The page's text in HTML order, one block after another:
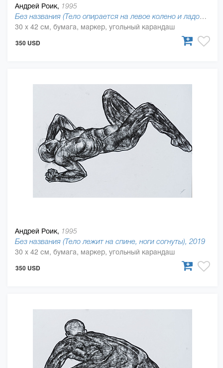
Андрей Роик, 1995
Без названия (Тело опирается на левое колено и ладони), 2019
30 x 42 см, бумага, маркер, угольный карандаш
350 USD
Андрей Роик, 1995
Без названия (Тело лежит на спине, ноги согнуты), 2019
30 x 42 см, бумага, маркер, угольный карандаш
350 USD